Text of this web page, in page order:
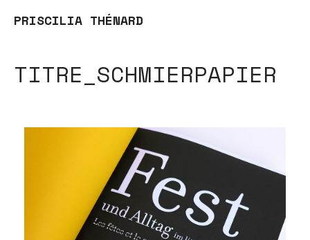
PRISCILIA THÉNARD
TITRE_SCHMIERPAPIER